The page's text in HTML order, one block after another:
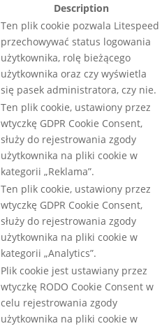
Description
Ten plik cookie pozwala Litespeed
przechowywać status logowania
użytkownika, rolę bieżącego
użytkownika oraz czy wyświetla
się pasek administratora, czy nie.
Ten plik cookie, ustawiony przez
wtyczkę GDPR Cookie Consent,
służy do rejestrowania zgody
użytkownika na pliki cookie w
kategorii „Reklama”.
Ten plik cookie, ustawiony przez
wtyczkę GDPR Cookie Consent,
służy do rejestrowania zgody
użytkownika na pliki cookie w
kategorii „Analytics”.
Plik cookie jest ustawiany przez
wtyczkę RODO Cookie Consent w
celu rejestrowania zgody
użytkownika na pliki cookie w